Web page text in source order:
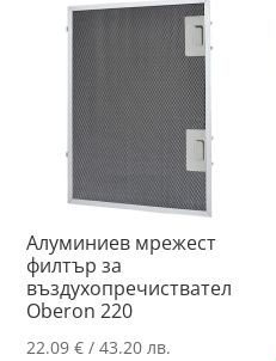
Алуминиев мрежест
филтър за
въздухопречиствател
Oberon 220
22.09€ / 43.20 лв.